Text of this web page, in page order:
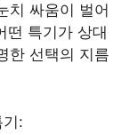
치 싸움이 벌어
떤 특기가 상대
한 선택의 지름
: